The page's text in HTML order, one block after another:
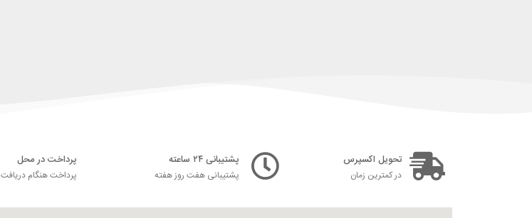
تحویل اکسپرس
در کمترین زمان
پشتیبانی ۲۴ ساعته
پشتیبانی هفت روز هفته
پرداخت در محل
پرداخت هنگام دریافت